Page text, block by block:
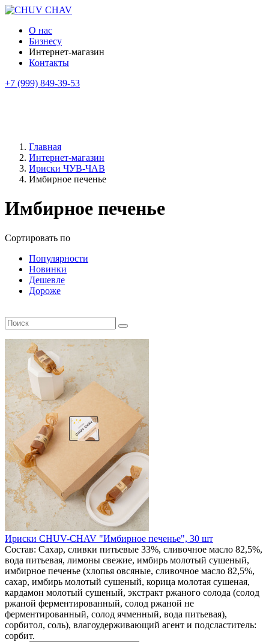
О нас
Бизнесу
Интернет-магазин
Контакты
+7 (999) 849-39-53
Главная
Интернет-магазин
Ириски ЧУВ-ЧАВ
Имбирное печенье
Имбирное печенье
Сортировать по
Популярности
Новинки
Дешевле
Дороже
Ириски CHUV-CHAV "Имбирное печенье", 30 шт
Состав: Сахар, сливки питьевые 33%, сливочное масло 82,5%,
вода питьевая, лимоны свежие, имбирь молотый сушеный,
имбирное печенье (хлопья овсяные, сливочное масло 82,5%,
сахар, имбирь молотый сушеный, корица молотая сушеная,
кардамон молотый сушеный, экстракт ржаного солода (солод
ржаной ферментированный, солод ржаной не
ферментированный, солод ячменный, вода питьевая),
сорбитол, соль), влагоудерживающий агент и подсластитель:
сорбит.